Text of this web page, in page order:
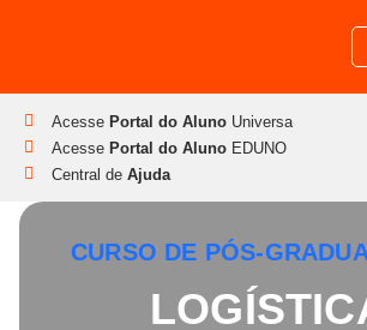
Acesse Portal do AlunoUniversa
Acesse Portal do AlunoEDUNO
Central de Ajuda
CURSO DE PÓS-